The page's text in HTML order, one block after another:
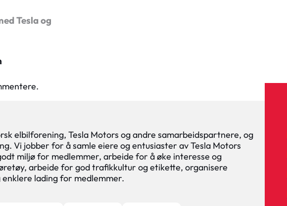
Tesla og
elbilforening, Tesla Motors og andre samarbeidspartnere, og
Vi jobber for å samle eiere og entusiaster av Tesla Motors
miljø for medlemmer, arbeide for å øke interesse og
arbeide for god trafikkultur og etikette, organisere
lading for medlemmer.